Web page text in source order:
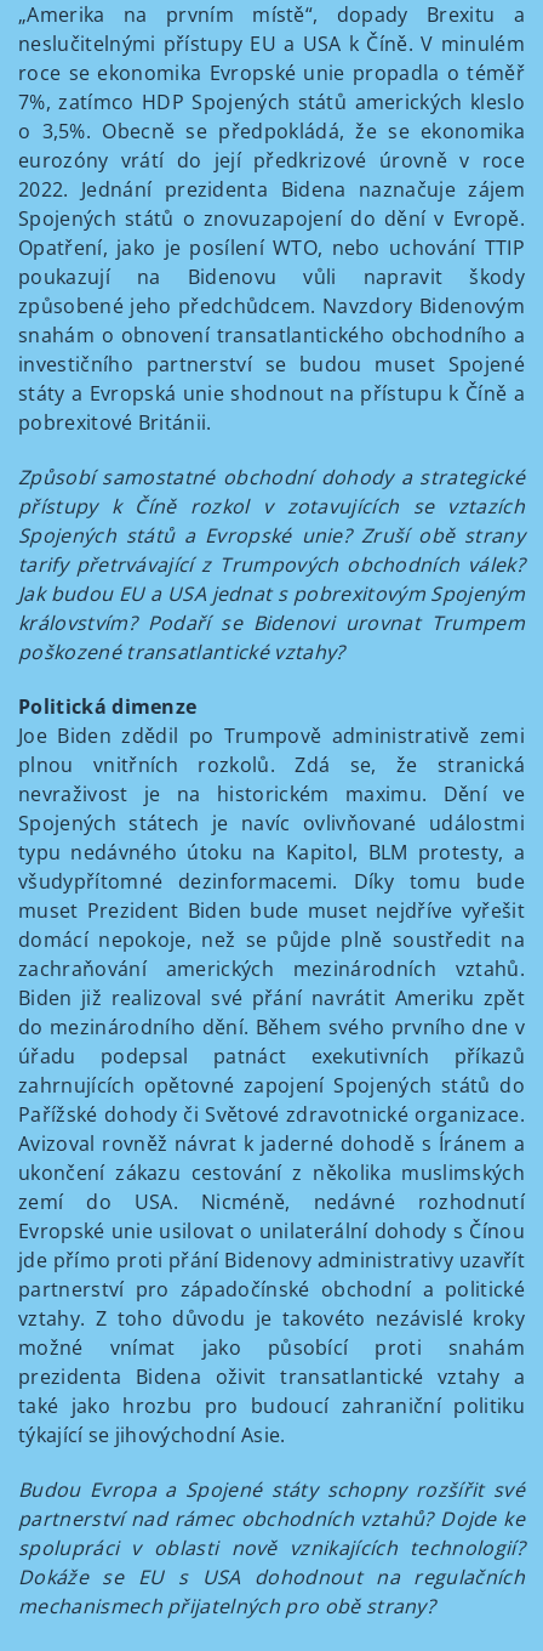
„Amerika na prvním místě“, dopady Brexitu a
neslučitelnými přístupy EU a USA k Číně. V minulém
roce se ekonomika Evropské unie propadla o téměř
7%, zatímco HDP Spojených států amerických kleslo
o 3,5%. Obecně se předpokládá, že se ekonomika
eurozóny vrátí do její předkrizové úrovně v roce
2022. Jednání prezidenta Bidena naznačuje zájem
Spojených států o znovuzapojení do dění v Evropě.
Opatření, jako je posílení WTO, nebo uchování TTIP
poukazují na Bidenovu vůli napravit škody
způsobené jeho předchůdcem. Navzdory Bidenovým
snahám o obnovení transatlantického obchodního a
investičního partnerství se budou muset Spojené
státy a Evropská unie shodnout na přístupu k Číně a
pobrexitové Británii.
Způsobí samostatné obchodní dohody a strategické
přístupy k Číně rozkol v zotavujících se vztazích
Spojených států a Evropské unie? Zruší obě strany
tarify přetrvávající z Trumpových obchodních válek?
Jak budou EU a USA jednat s pobrexitovým Spojeným
královstvím? Podaří se Bidenovi urovnat Trumpem
poškozené transatlantické vztahy?
Politická dimenze
Joe Biden zdědil po Trumpově administrativě zemi
plnou vnitřních rozkolů. Zdá se, že stranická
nevraživost je na historickém maximu. Dění ve
Spojených státech je navíc ovlivňované událostmi
typu nedávného útoku na Kapitol, BLM protesty, a
všudypřítomné dezinformacemi. Díky tomu bude
muset Prezident Biden bude muset nejdříve vyřešit
domácí nepokoje, než se půjde plně soustředit na
zachraňování amerických mezinárodních vztahů.
Biden již realizoval své přání navrátit Ameriku zpět
do mezinárodního dění. Během svého prvního dne v
úřadu podepsal patnáct exekutivních příkazů
zahrnujících opětovné zapojení Spojených států do
Pařížské dohody či Světové zdravotnické organizace.
Avizoval rovněž návrat k jaderné dohodě s Íránem a
ukončení zákazu cestování z několika muslimských
zemí do USA. Nicméně, nedávné rozhodnutí
Evropské unie usilovat o unilaterální dohody s Čínou
jde přímo proti přání Bidenovy administrativy uzavřít
partnerství pro západočínské obchodní a politické
vztahy. Z toho důvodu je takovéto nezávislé kroky
možné vnímat jako působící proti snahám
prezidenta Bidena oživit transatlantické vztahy a
také jako hrozbu pro budoucí zahraniční politiku
týkající se jihovýchodní Asie.
Budou Evropa a Spojené státy schopny rozšířit své
partnerství nad rámec obchodních vztahů? Dojde ke
spolupráci v oblasti nově vznikajících technologií?
Dokáže se EU s USA dohodnout na regulačních
mechanismech přijatelných pro obě strany?